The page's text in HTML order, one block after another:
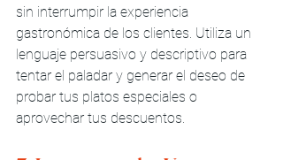
sin interrumpir la experiencia
gastronómica de los clientes. Utiliza un
lenguaje persuasivo y descriptivo para
tentar el paladar y generar el deseo de
probar tus platos especiales o
aprovechar tus descuentos.